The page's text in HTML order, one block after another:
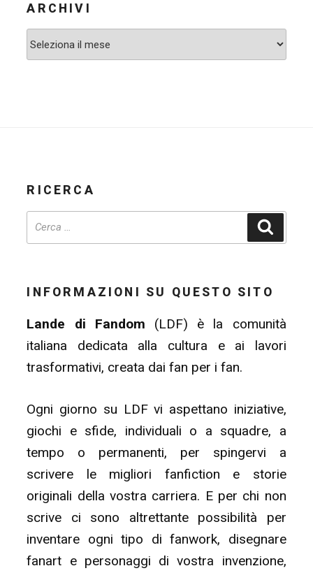
ARCHIVI
Archivi
RICERCA
INFORMAZIONI SU QUESTO SITO
Lande di Fandom (LDF) è la comunità
italiana dedicata alla cultura e ai lavori
trasformativi, creata dai fan per i fan.
Ogni giorno su LDF vi aspettano iniziative,
giochi e sfide, individuali o a squadre, a
tempo o permanenti, per spingervi a
scrivere le migliori fanfiction e storie
originali della vostra carriera. E per chi non
scrive ci sono altrettante possibilità per
inventare ogni tipo di fanwork, disegnare
fanart e personaggi di vostra invenzione,